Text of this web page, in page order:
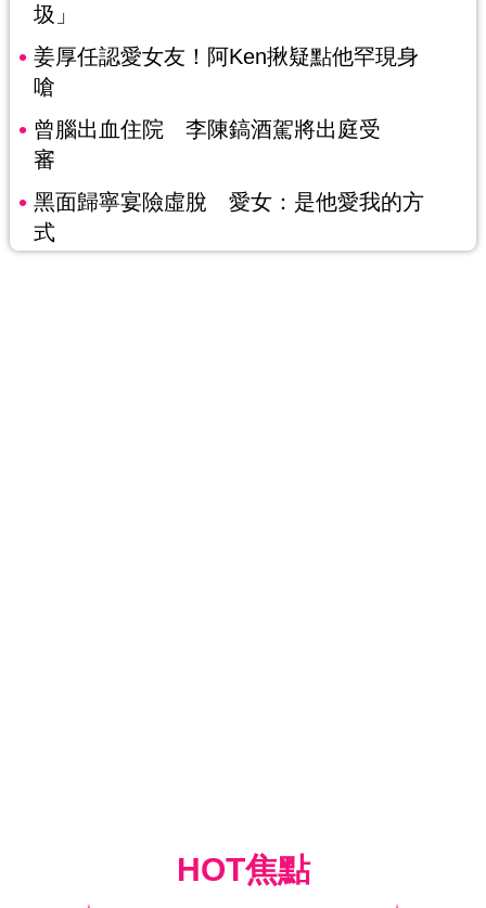
圾」
姜厚任認愛女友！阿Ken揪疑點他罕現身
嗆
曾腦出血住院 李陳鎬酒駕將出庭受
審
黑面歸寧宴險虛脫 愛女：是他愛我的方
式
HOT焦點